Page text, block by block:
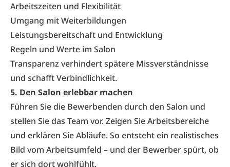
Arbeitszeiten und Flexibilität
Umgang mit Weiterbildungen
Leistungsbereitschaft und Entwicklung
Regeln und Werte im Salon
Transparenz verhindert spätere Missverständnisse
und schafft Verbindlichkeit.
5. Den Salon erlebbar machen
Führen Sie die Bewerbenden durch den Salon und
stellen Sie das Team vor. Zeigen Sie Arbeitsbereiche
und erklären Sie Abläufe. So entsteht ein realistisches
Bild vom Arbeitsumfeld – und der Bewerber spürt, ob
er sich dort wohlfühlt.